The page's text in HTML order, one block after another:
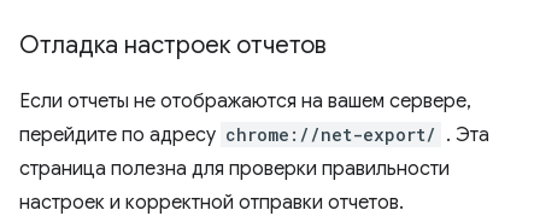
Отладка настроек отчетов
Если отчеты не отображаются на вашем сервере,
перейдите по адресу chrome://net-export/ . Эта
страница полезна для проверки правильности
настроек и корректной отправки отчетов.